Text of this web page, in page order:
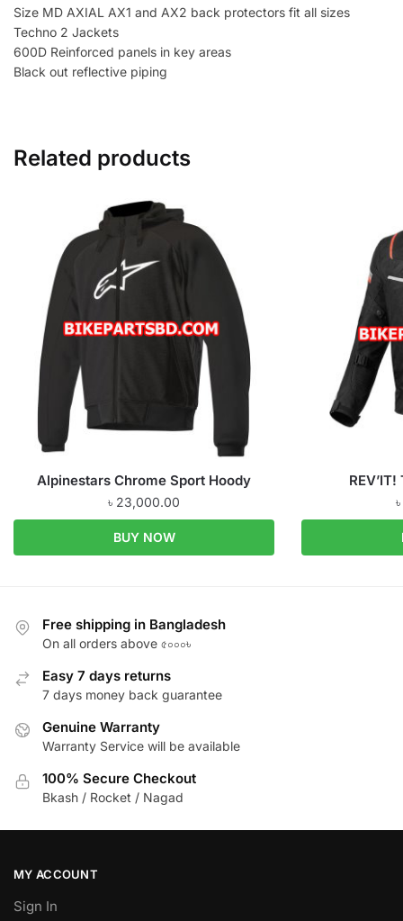
Size MD AXIAL AX1 and AX2 back protectors fit all sizes
Techno 2 Jackets
600D Reinforced panels in key areas
Black out reflective piping
Related products
Alpinestars Chrome Sport Hoody
৳ 23,000.00
BUY NOW
৳
Free shipping in Bangladesh
On all orders above ৫০০০৳
Easy 7 days returns
7 days money back guarantee
Genuine Warranty
Warranty Service will be available
100% Secure Checkout
Bkash / Rocket / Nagad
MY ACCOUNT
Sign In